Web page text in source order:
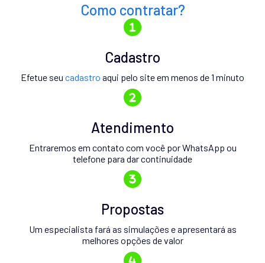
Como contratar?
Cadastro
Efetue seu cadastro aqui pelo site em menos de 1 minuto
Atendimento
Entraremos em contato com você por WhatsApp ou
telefone para dar continuidade
Propostas
Um especialista fará as simulações e apresentará as
melhores opções de valor